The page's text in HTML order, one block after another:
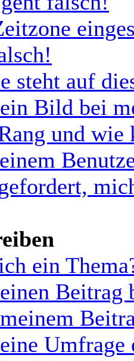
steht auf
Bild bei
und wie
ein
Beitrag
Umfrage